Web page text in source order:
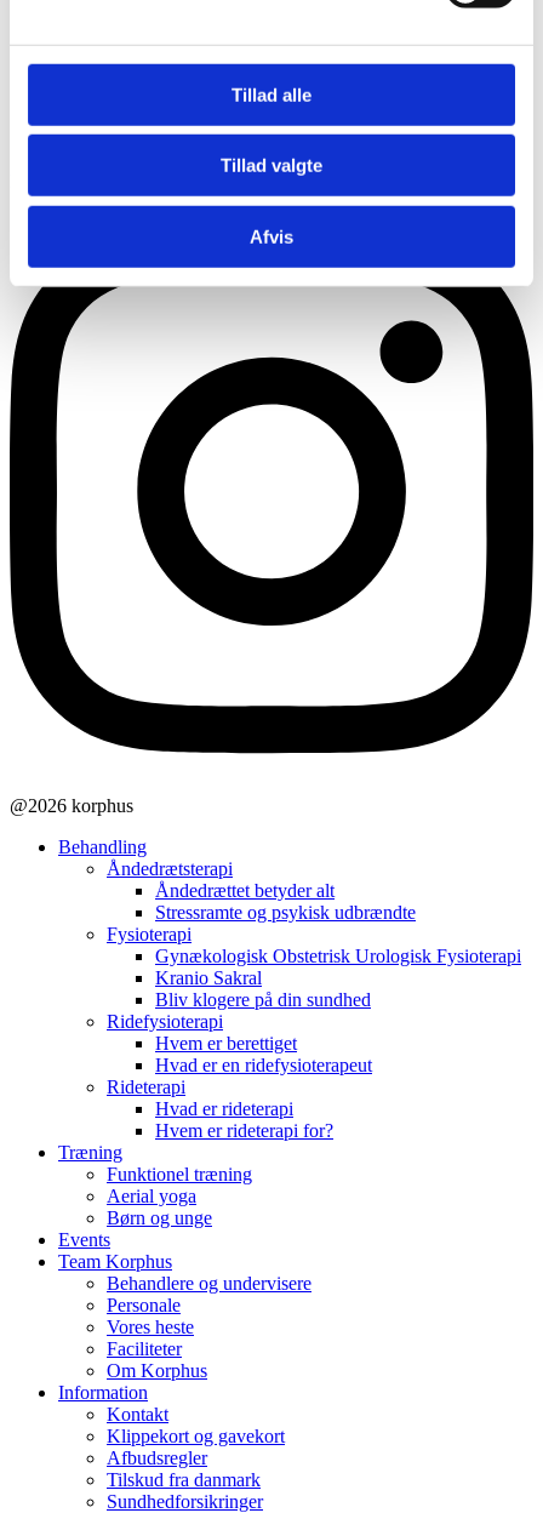
Tillad alle
Tillad valgte
Afvis
@2026 korphus
Behandling
Åndedrætsterapi
Åndedrættet betyder alt
Stressramte og psykisk udbrændte
Fysioterapi
Gynækologisk Obstetrisk Urologisk Fysioterapi
Kranio Sakral
Bliv klogere på din sundhed
Ridefysioterapi
Hvem er berettiget
Hvad er en ridefysioterapeut
Rideterapi
Hvad er rideterapi
Hvem er rideterapi for?
Træning
Funktionel træning
Aerial yoga
Børn og unge
Events
Team Korphus
Behandlere og undervisere
Personale
Vores heste
Faciliteter
Om Korphus
Information
Kontakt
Klippekort og gavekort
Afbudsregler
Tilskud fra danmark
Sundhedforsikringer